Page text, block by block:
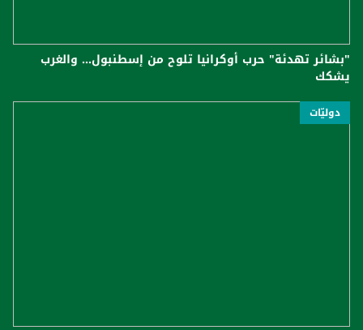
"بشائر تهدئة" حرب أوكرانيا تلوح من إسطنبول... والغرب
يشكك
دوليّات